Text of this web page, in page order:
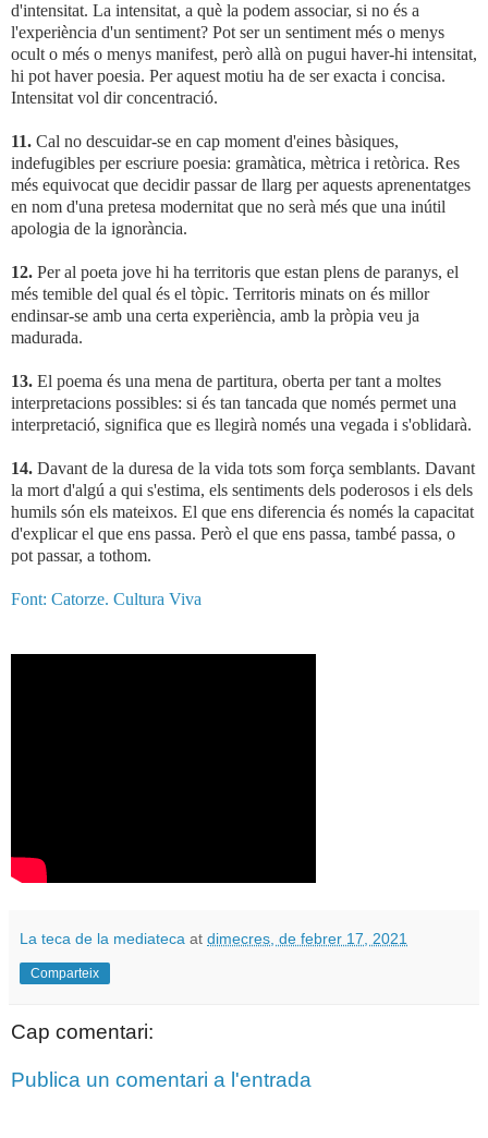
d'intensitat. La intensitat, a què la podem associar, si no és a
l'experiència d'un sentiment? Pot ser un sentiment més o menys
ocult o més o menys manifest, però allà on pugui haver-hi intensitat,
hi pot haver poesia. Per aquest motiu ha de ser exacta i concisa.
Intensitat vol dir concentració.
11. Cal no descuidar-se en cap moment d'eines bàsiques,
indefugibles per escriure poesia: gramàtica, mètrica i retòrica. Res
més equivocat que decidir passar de llarg per aquests aprenentatges
en nom d'una pretesa modernitat que no serà més que una inútil
apologia de la ignorància.
12. Per al poeta jove hi ha territoris que estan plens de paranys, el
més temible del qual és el tòpic. Territoris minats on és millor
endinsar-se amb una certa experiència, amb la pròpia veu ja
madurada.
13. El poema és una mena de partitura, oberta per tant a moltes
interpretacions possibles: si és tan tancada que només permet una
interpretació, significa que es llegirà només una vegada i s'oblidarà.
14. Davant de la duresa de la vida tots som força semblants. Davant
la mort d'algú a qui s'estima, els sentiments dels poderosos i els dels
humils són els mateixos. El que ens diferencia és només la capacitat
d'explicar el que ens passa. Però el que ens passa, també passa, o
pot passar, a tothom.
Font: Catorze. Cultura Viva
La teca de la mediateca at dimecres, de febrer 17, 2021
Comparteix
Cap comentari:
Publica un comentari a l'entrada